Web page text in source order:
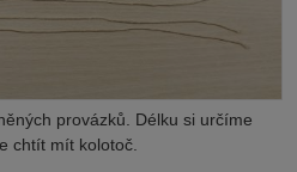
provázků. Délku si určíme
chtít mít kolotoč.